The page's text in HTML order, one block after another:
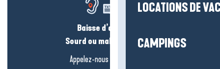
LOCATIONS DE
CAMPINGS
Baisse d’audition ?
Sourd ou malentendant ?
Appelez-nous en